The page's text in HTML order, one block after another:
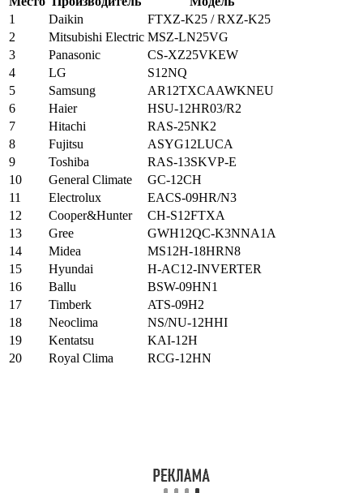
1
Daikin
FTXZ-K25 / RXZ-K25
2
Mitsubishi Electric MSZ-LN25VG
3
Panasonic
CS-XZ25VKEW
4
LG
S12NQ
5
Samsung
AR12TXCAAWKNEU
6
Haier
HSU-12HR03/R2
7
Hitachi
RAS-25NK2
8
Fujitsu
ASYG12LUCA
9
Toshiba
RAS-13SKVP-E
10
General Climate
GC-12CH
11
Electrolux
EACS-09HR/N3
12
Cooper&Hunter
CH-S12FTXA
13
Gree
GWH12QC-K3NNA1A
14
Midea
MS12H-18HRN8
15
Hyundai
H-AC12-INVERTER
16
Ballu
BSW-09HN1
17
Timberk
ATS-09H2
18
Neoclima
NS/NU-12HHI
19
Kentatsu
KAI-12H
20
Royal Clima RCG-12HN